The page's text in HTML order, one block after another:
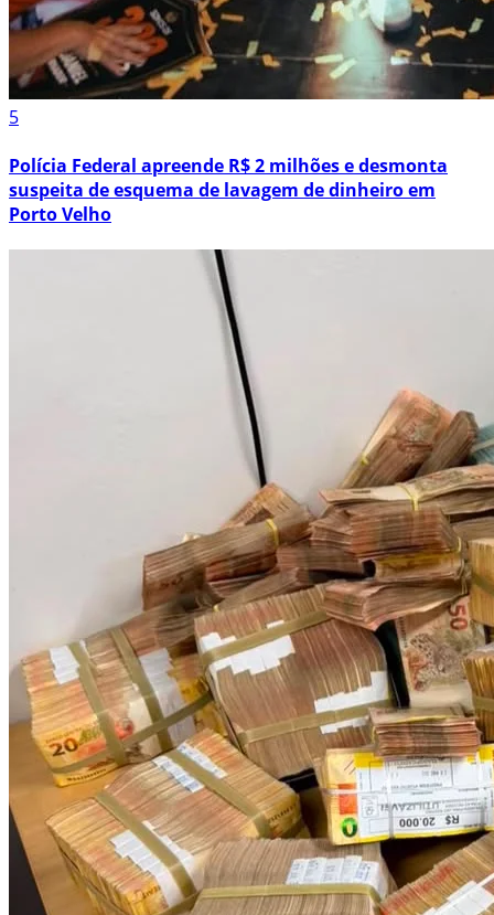
5
Polícia Federal apreende R$ 2 milhões e desmonta
suspeita de esquema de lavagem de dinheiro em
Porto Velho